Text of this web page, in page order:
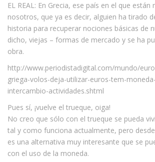
EL REAL: En Grecia, ese país en el que
nosotros, que ya es decir, alguien ha tirado
historia para recuperar nociones básicas de
dicho, viejas – formas de mercado y se ha
obra.
http://www.periodistadigital.com/mundo/
griega-volos-deja-utilizar-euros-tem-
intercambio-actividades.shtml
Pues sí, ¡vuelve el trueque, oiga!
No creo que sólo con el trueque se pueda
tal y como funciona actualmente, pero
es una alternativa muy interesante que se
con el uso de la moneda.